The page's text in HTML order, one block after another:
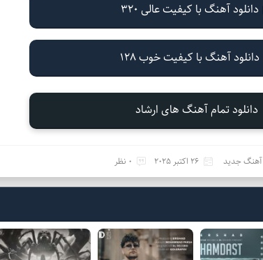
دانلود آهنگ با کیفیت عالی 320
دانلود آهنگ با کیفیت خوب 128
دانلود تمام آهنگ های ارشاد
آهنگ جدید 26 اکتبر 2025 0 نظر